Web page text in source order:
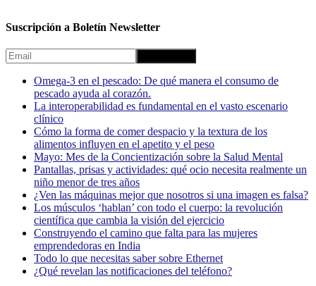
Suscripción a Boletín Newsletter
Omega-3 en el pescado: De qué manera el consumo de
pescado ayuda al corazón.
La interoperabilidad es fundamental en el vasto escenario
clínico
Cómo la forma de comer despacio y la textura de los
alimentos influyen en el apetito y el peso
Mayo: Mes de la Concientización sobre la Salud Mental
Pantallas, prisas y actividades: qué ocio necesita realmente un
niño menor de tres años
¿Ven las máquinas mejor que nosotros si una imagen es falsa?
Los músculos ‘hablan’ con todo el cuerpo: la revolución
científica que cambia la visión del ejercicio
Construyendo el camino que falta para las mujeres
emprendedoras en India
Todo lo que necesitas saber sobre Ethernet
¿Qué revelan las notificaciones del teléfono?